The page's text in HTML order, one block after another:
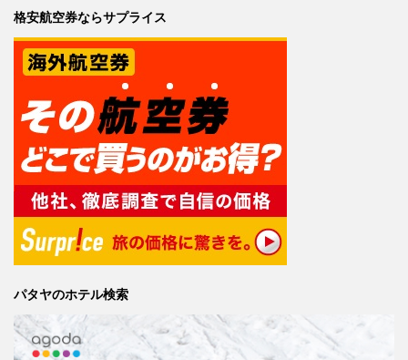
格安航空券ならサプライス
パタヤのホテル検索